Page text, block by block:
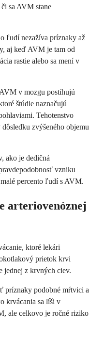
sa AVM stane
ľudí nezažíva príznaky až
aj keď AVM je tam od
rastie alebo sa mení v
v mozgu postihujú
štúdie naznačujú
Tehotenstvo
zvýšeného objemu
ako je dedičná
vzniku
percento ľudí s AVM.
arteriovenóznej
ktoré lekári
prietok krvi
jednej z krvných ciev.
príznaky podobné mŕtvici a
krvácania sa líši v
ale celkovo je ročné riziko